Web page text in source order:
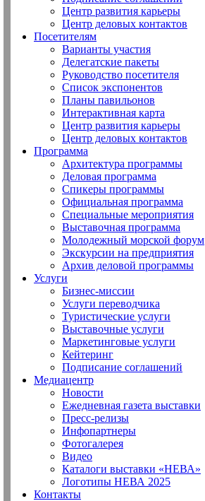
Центр развития карьеры
Центр деловых контактов
Посетителям
Варианты участия
Делегатские пакеты
Руководство посетителя
Список экспонентов
Планы павильонов
Интерактивная карта
Центр развития карьеры
Центр деловых контактов
Программа
Архитектура программы
Деловая программа
Спикеры программы
Официальная программа
Специальные мероприятия
Выставочная программа
Молодежный морской форум
Экскурсии на предприятия
Архив деловой программы
Услуги
Бизнес-миссии
Услуги переводчика
Туристические услуги
Выставочные услуги
Маркетинговые услуги
Кейтеринг
Подписание соглашений
Медиацентр
Новости
Ежедневная газета выставки
Пресс-релизы
Инфопартнеры
Фотогалерея
Видео
Каталоги выставки «НЕВА»
Логотипы НЕВА 2025
Контакты